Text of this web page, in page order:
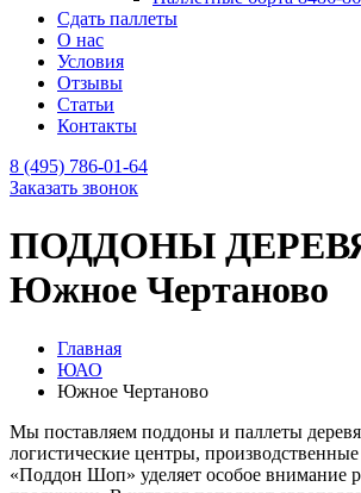
Сдать паллеты
О нас
Условия
Отзывы
Статьи
Контакты
8 (495) 786-01-64
Заказать звонок
ПОДДОНЫ
Южное Чертаново
Главная
ЮАО
Южное Чертаново
Мы поставляем поддоны и паллеты
логистические центры,
«Поддон Шоп» уделяет особое внимание